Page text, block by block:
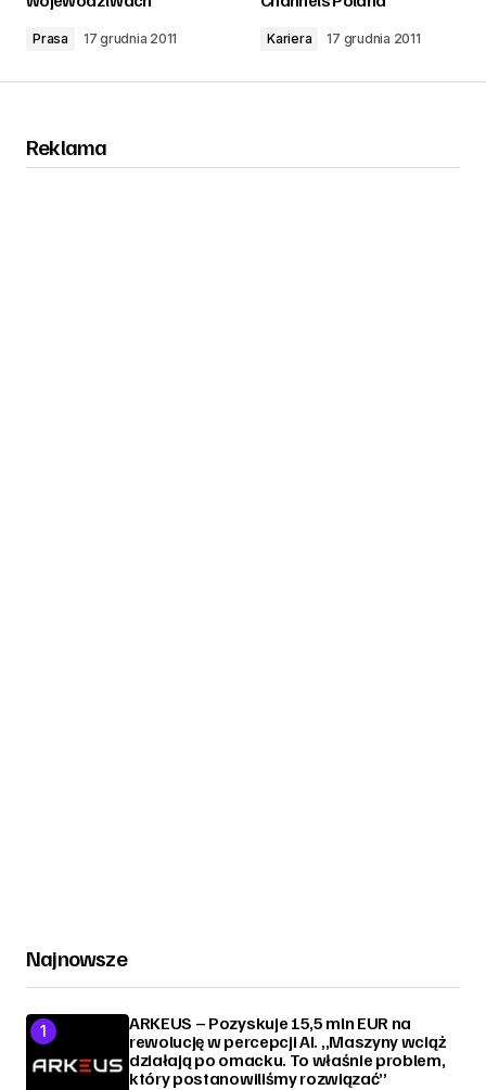
Prasa 17 grudnia 2011 Kariera 17 grudnia 2011
Reklama
Najnowsze
ARKEUS – Pozyskuje 15,5 mln EUR na
rewolucję w percepcji AI. „Maszyny wciąż
działają po omacku. To właśnie problem,
który postanowiliśmy rozwiązać”